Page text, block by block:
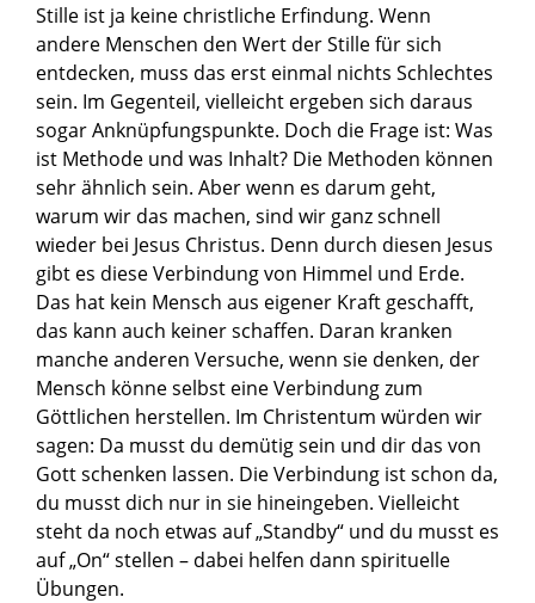
Stille ist ja keine christliche Erfindung. Wenn
andere Menschen den Wert der Stille für sich
entdecken, muss das erst einmal nichts Schlechtes
sein. Im Gegenteil, vielleicht ergeben sich daraus
sogar Anknüpfungspunkte. Doch die Frage ist: Was
ist Methode und was Inhalt? Die Methoden können
sehr ähnlich sein. Aber wenn es darum geht,
warum wir das machen, sind wir ganz schnell
wieder bei Jesus Christus. Denn durch diesen Jesus
gibt es diese Verbindung von Himmel und Erde.
Das hat kein Mensch aus eigener Kraft geschafft,
das kann auch keiner schaffen. Daran kranken
manche anderen Versuche, wenn sie denken, der
Mensch könne selbst eine Verbindung zum
Göttlichen herstellen. Im Christentum würden wir
sagen: Da musst du demütig sein und dir das von
Gott schenken lassen. Die Verbindung ist schon da,
du musst dich nur in sie hineingeben. Vielleicht
steht da noch etwas auf „Standby“ und du musst es
auf „On“ stellen – dabei helfen dann spirituelle
Übungen.